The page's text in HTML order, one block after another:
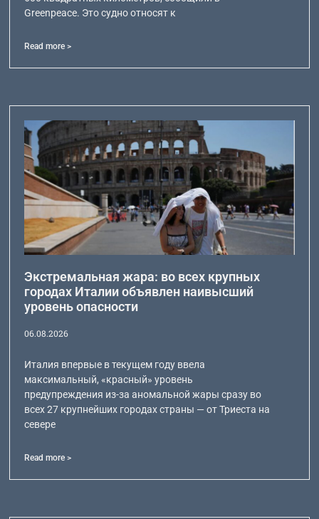
Greenpeace. Это судно относят к
Read more >
Экстремальная жара: во всех крупных
городах Италии объявлен наивысший
уровень опасности
06.08.2026
Италия впервые в текущем году ввела
максимальный, «красный» уровень
предупреждения из-за аномальной жары сразу во
всех 27 крупнейших городах страны — от Триеста на
севере
Read more >